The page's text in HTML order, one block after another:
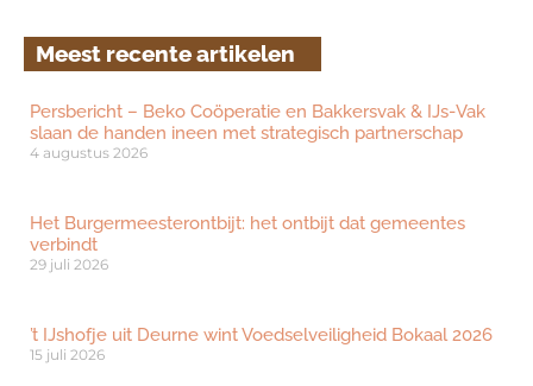
Meest recente artikelen
Persbericht – Beko Coöperatie en Bakkersvak & IJs-Vak
slaan de handen ineen met strategisch partnerschap
4 augustus 2026
Het Burgermeesterontbijt: het ontbijt dat gemeentes
verbindt
29 juli 2026
’t IJshofje uit Deurne wint Voedselveiligheid Bokaal 2026
15 juli 2026